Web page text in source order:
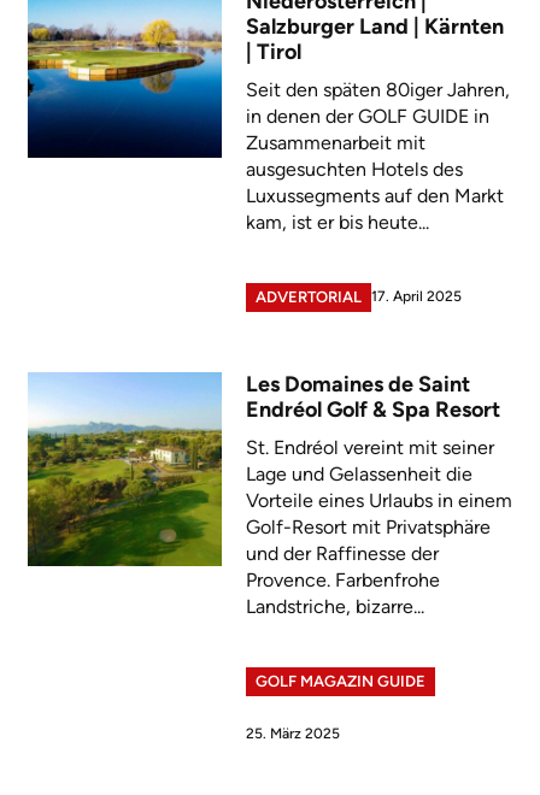
Salzburger Land | Kärnten
| Tirol
Seit den späten 80iger Jahren,
in denen der GOLF GUIDE in
Zusammenarbeit mit
ausgesuchten Hotels des
Luxussegments auf den Markt
kam, ist er bis heute...
ADVERTORIAL 17. April 2025
Les Domaines de Saint
Endréol Golf & Spa Resort
St. Endréol vereint mit seiner
Lage und Gelassenheit die
Vorteile eines Urlaubs in einem
Golf-Resort mit Privatsphäre
und der Raffinesse der
Provence. Farbenfrohe
Landstriche, bizarre...
GOLF MAGAZIN GUIDE
25. März 2025